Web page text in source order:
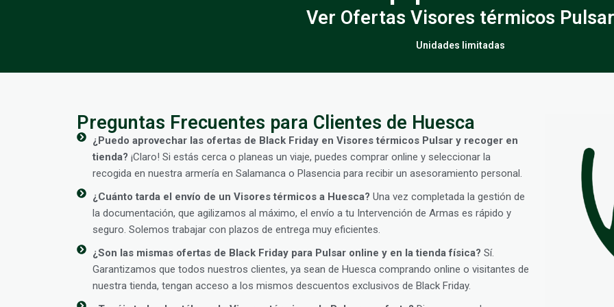
Ver Ofertas Visores térmicos Pulsar
Unidades limitadas
Preguntas Frecuentes para Clientes de Huesca
¿Puedo aprovechar las ofertas de Black Friday en Visores térmicos Pulsar y recoger en
tienda? ¡Claro! Si estás cerca o planeas un viaje, puedes comprar online y seleccionar la
recogida en nuestra armería en Salamanca o Plasencia para recibir un asesoramiento personal.
¿Cuánto tarda el envío de un Visores térmicos a Huesca? Una vez completada la gestión de
la documentación, que agilizamos al máximo, el envío a tu Intervención de Armas es rápido y
seguro. Solemos trabajar con plazos de entrega muy eficientes.
¿Son las mismas ofertas de Black Friday para Pulsar online y en la tienda física? Sí.
Garantizamos que todos nuestros clientes, ya sean de Huesca comprando online o visitantes de
nuestra tienda, tengan acceso a los mismos descuentos exclusivos de Black Friday.